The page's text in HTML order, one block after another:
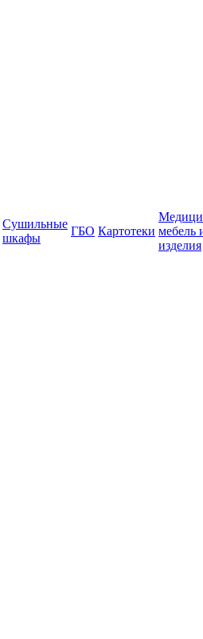
Сушильные
шкафы
ГБО Картотеки мебель
изделия